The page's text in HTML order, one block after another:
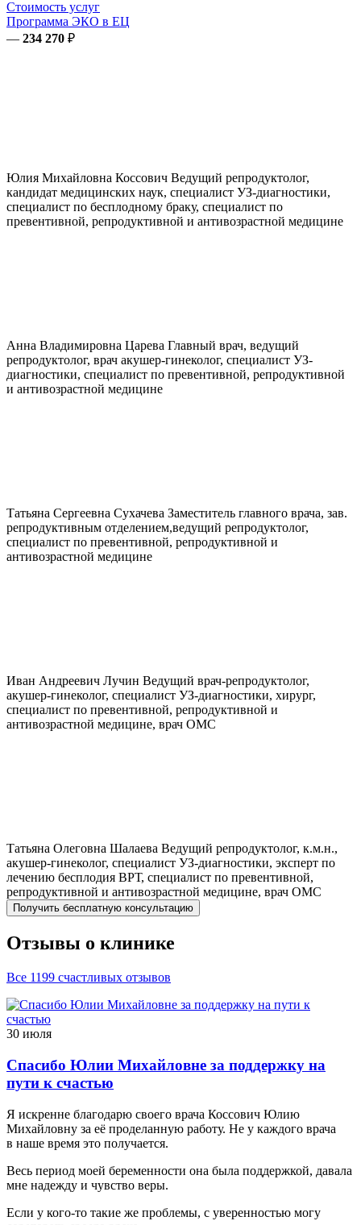
Стоимость услуг
Программа ЭКО в ЕЦ
— 234 270 ₽
Юлия Михайловна Коссович Ведущий репродуктолог,
кандидат медицинских наук, специалист УЗ-диагностики,
специалист по бесплодному браку, специалист по
превентивной, репродуктивной и антивозрастной медицине
Анна Владимировна Царева Главный врач, ведущий
репродуктолог, врач акушер-гинеколог, специалист УЗ-
диагностики, специалист по превентивной, репродуктивной
и антивозрастной медицине
Татьяна Сергеевна Сухачева Заместитель главного врача, зав.
репродуктивным отделением,ведущий репродуктолог,
специалист по превентивной, репродуктивной и
антивозрастной медицине
Иван Андреевич Лучин Ведущий врач-репродуктолог,
акушер-гинеколог, специалист УЗ-диагностики, хирург,
специалист по превентивной, репродуктивной и
антивозрастной медицине, врач ОМС
Татьяна Олеговна Шалаева Ведущий репродуктолог, к.м.н.,
акушер-гинеколог, специалист УЗ-диагностики, эксперт по
лечению бесплодия ВРТ, специалист по превентивной,
репродуктивной и антивозрастной медицине, врач ОМС
Получить бесплатную консультацию
Отзывы о клинике
Все 1199 счастливых отзывов
30 июля
Спасибо Юлии Михайловне за поддержку на
пути к счастью
Я искренне благодарю своего врача Коссович Юлию
Михайловну за её проделанную работу. Не у каждого врача
в наше время это получается.
Весь период моей беременности она была поддержкой, давала
мне надежду и чувство веры.
Если у кого-то такие же проблемы, с уверенностью могу